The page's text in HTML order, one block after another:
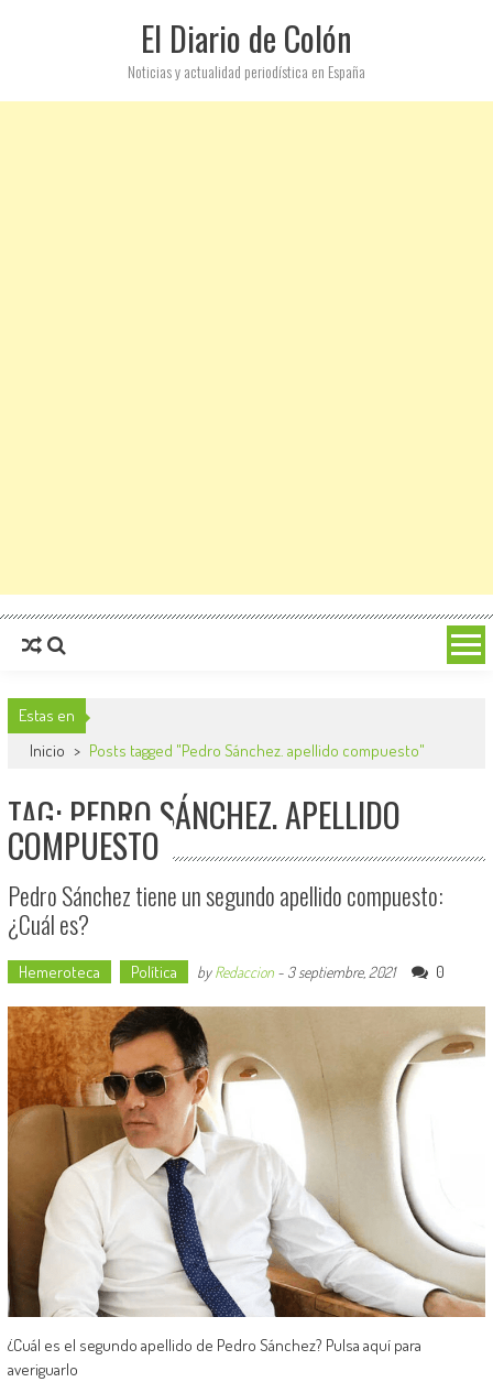
El Diario de Colón
Noticias y actualidad periodística en España
Estas en
Inicio > Posts tagged "Pedro Sánchez. apellido compuesto"
TAG: PEDRO SÁNCHEZ. APELLIDO
COMPUESTO
Pedro Sánchez tiene un segundo apellido compuesto:
¿Cuál es?
Hemeroteca Política byRedaccion- 3 septiembre, 2021 0
¿Cuál es el segundo apellido de Pedro Sánchez? Pulsa aquí para
averiguarlo